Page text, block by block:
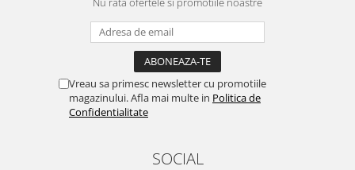
Vreau sa primesc newsletter cu promotiile
magazinului. Afla mai multe in Politica de
Confidentialitate
SOCIAL